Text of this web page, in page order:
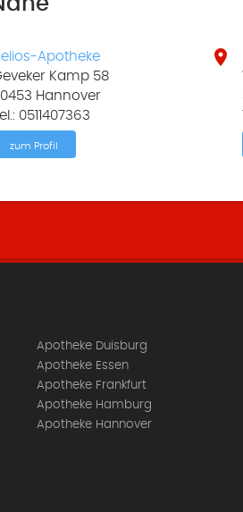
Apotheke
Kamp 58
Hannover
0511407363
zum Profil

Apotheke Duisburg
Apotheke Essen
Apotheke Frankfurt
Apotheke Hamburg
Apotheke Hannover